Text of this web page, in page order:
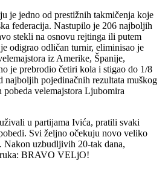
je jedno od prestižnih takmičenja koje
federacija. Nastupilo je 206 najboljih
stekli na osnovu rejtinga ili putem
odigrao odličan turnir, eliminisao je
iz Amerike, Španije,
je prebrodio četiri kola i stigao do 1/8
najboljih pojedinačnih rezultata muškog
pobeda velemajstora Ljubomira
u partijama Ivića, pratili svaki
Svi željno očekuju novo veliko
Nakon uzbudljivih 20-tak dana,
BRAVO VELjO!